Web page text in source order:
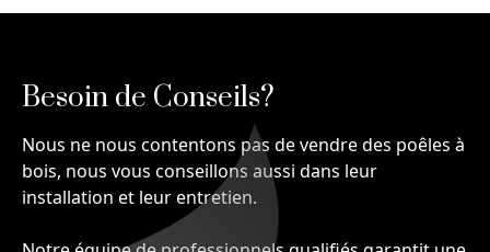
Besoin de Conseils?
Nous ne nous contentons pas de vendre des poêles à
bois, nous vous conseillons aussi dans leur
installation et leur entretien.